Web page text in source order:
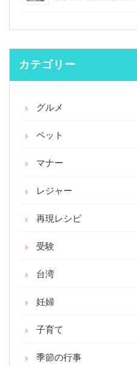
カテゴリー
グルメ
ペット
マナー
レジャー
再現レシピ
受験
台湾
妊婦
子育て
季節の行事